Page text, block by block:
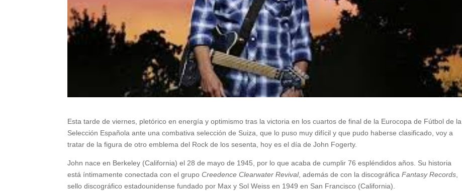
Esta tarde de viernes, pletórico en energía y optimismo tras la victoria en los cuartos de final de la Eurocopa de Fútbol de la
Selección Española ante una combativa selección de Suiza, que lo puso muy difícil y que pudo haberse clasificado, voy a
tratar de la figura de otro emblema del Rock de los sesenta, hoy es el día de John Fogerty.
John nace en Berkeley (California) el 28 de mayo de 1945, por lo que acaba de cumplir 76 espléndidos años. Su historia
está íntimamente conectada con el grupoCreedence Clearwater Revival, además de con la discográficaFantasy Records,
sello discográfico estadounidense fundado por Max y Sol Weiss en 1949 en San Francisco (California).